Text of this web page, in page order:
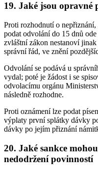
19. Jaké jsou
Proti rozhodnutí o
podat odvolání do 15 dnů
zvláštní zákon nestanoví
správní řád, ve znění
Odvolání se podává u
vydal; poté je žádost i se
odvolacímu orgánu
následně rozhodne.
Proti oznámení lze podat
výplaty první splátky dávky
dávky po jejím přiznání
20. Jaké sankce
nedodržení povinností